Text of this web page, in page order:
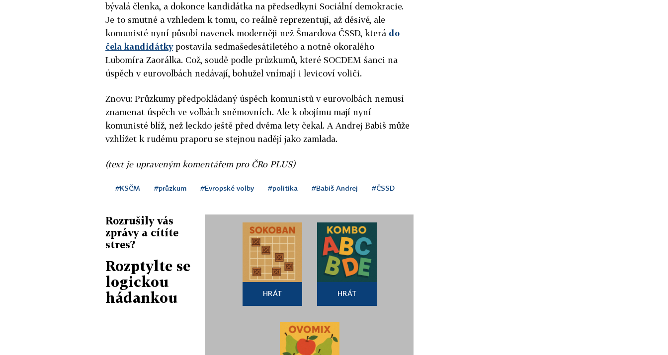
bývalá členka, a dokonce kandidátka na předsedkyni Sociální demokracie.
Je to smutné a vzhledem k tomu, co reálně reprezentují, až děsivé, ale
komunisté nyní působí navenek moderněji než Šmardova ČSSD, která do
čela kandidátkypostavila sedmašedesátiletého a notně okoralého
Lubomíra Zaorálka. Což, soudě podle průzkumů, které SOCDEM šanci na
úspěch v eurovolbách nedávají, bohužel vnímají i levicoví voliči.
Znovu: Průzkumy předpokládaný úspěch komunistů v eurovolbách nemusí
znamenat úspěch ve volbách sněmovních. Ale k obojímu mají nyní
komunisté blíž, než leckdo ještě před dvěma lety čekal. A Andrej Babiš může
vzhlížet k rudému praporu se stejnou nadějí jako zamlada.
(text je upraveným komentářem pro ČRo PLUS)
#KSČM #průzkum #Evropské volby #politika #Babiš Andrej #ČSSD
Rozrušily vás
zprávy a cítíte
stres?
Rozptylte se
logickou
hádankou
HRÁT HRÁT